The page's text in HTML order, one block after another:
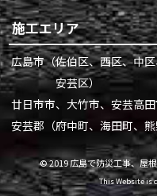
施工エリア
広島市（佐伯区、西区、中
安芸区）
廿日市市、大竹市、安芸高
安芸郡（府中町、海田町、熊
©2019広島で防災工事、屋
This Website is